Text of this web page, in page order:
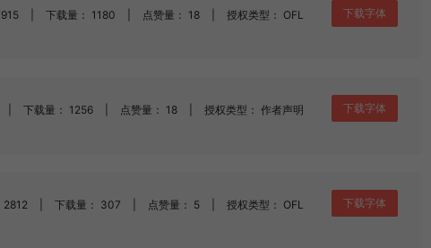
下载量： 1180 点赞量： 18 授权类型： OFL 下载字体
下载量： 1256 点赞量： 18 授权类型： 作者声明 下载字体
2812 下载量： 307 点赞量： 5 授权类型： OFL 下载字体